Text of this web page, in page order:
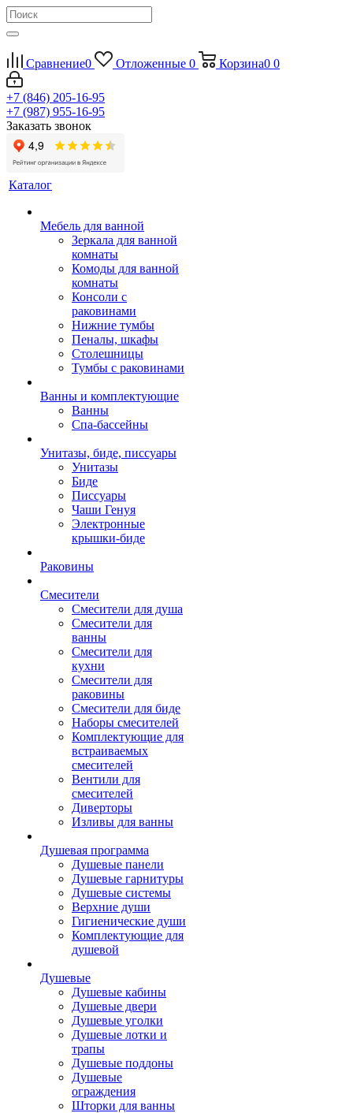
Сравнение0 Отложенные 0 Корзина0 0
+7 (846) 205-16-95
+7 (987) 955-16-95
Заказать звонок
Каталог
Мебель для ванной
Зеркала для ванной
комнаты
Комоды для ванной
комнаты
Консоли с
раковинами
Нижние тумбы
Пеналы, шкафы
Столешницы
Тумбы с раковинами
Ванны и комплектующие
Ванны
Спа-бассейны
Унитазы, биде, писсуары
Унитазы
Биде
Писсуары
Чаши Генуя
Электронные
крышки-биде
Раковины
Смесители
Смесители для душа
Смесители для
ванны
Смесители для
кухни
Смесители для
раковины
Смесители для биде
Наборы смесителей
Комплектующие для
встраиваемых
смесителей
Вентили для
смесителей
Диверторы
Изливы для ванны
Душевая программа
Душевые панели
Душевые гарнитуры
Душевые системы
Верхние души
Гигиенические души
Комплектующие для
душевой
Душевые
Душевые кабины
Душевые двери
Душевые уголки
Душевые лотки и
трапы
Душевые поддоны
Душевые
ограждения
Шторки для ванны